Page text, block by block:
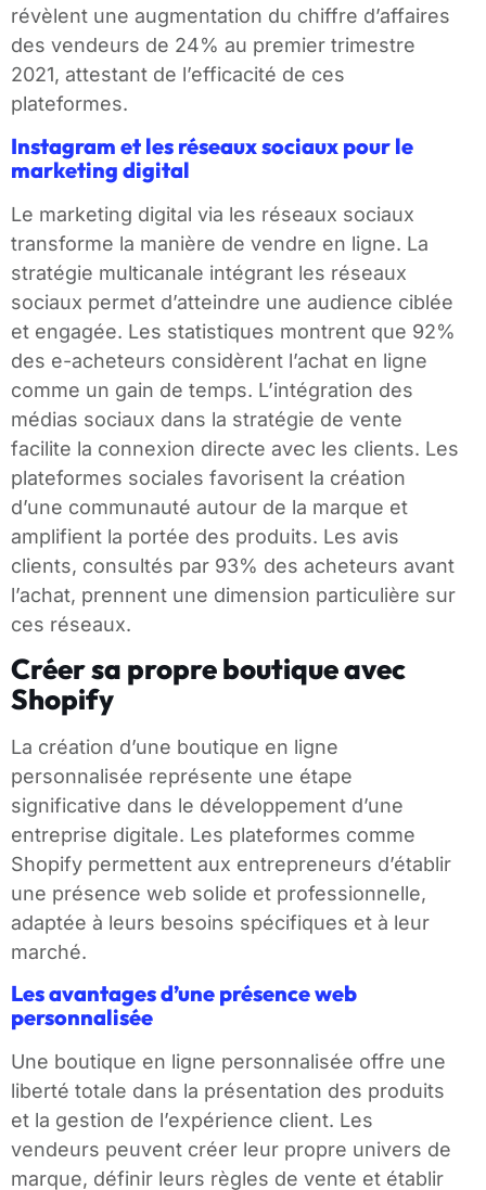
révèlent une augmentation du chiffre d’affaires
des vendeurs de 24% au premier trimestre
2021, attestant de l’efficacité de ces
plateformes.
Instagram et les réseaux sociaux pour le
marketing digital
Le marketing digital via les réseaux sociaux
transforme la manière de vendre en ligne. La
stratégie multicanale intégrant les réseaux
sociaux permet d’atteindre une audience ciblée
et engagée. Les statistiques montrent que 92%
des e-acheteurs considèrent l’achat en ligne
comme un gain de temps. L’intégration des
médias sociaux dans la stratégie de vente
facilite la connexion directe avec les clients. Les
plateformes sociales favorisent la création
d’une communauté autour de la marque et
amplifient la portée des produits. Les avis
clients, consultés par 93% des acheteurs avant
l’achat, prennent une dimension particulière sur
ces réseaux.
Créer sa propre boutique avec
Shopify
La création d’une boutique en ligne
personnalisée représente une étape
significative dans le développement d’une
entreprise digitale. Les plateformes comme
Shopify permettent aux entrepreneurs d’établir
une présence web solide et professionnelle,
adaptée à leurs besoins spécifiques et à leur
marché.
Les avantages d’une présence web
personnalisée
Une boutique en ligne personnalisée offre une
liberté totale dans la présentation des produits
et la gestion de l’expérience client. Les
vendeurs peuvent créer leur propre univers de
marque, définir leurs règles de vente et établir